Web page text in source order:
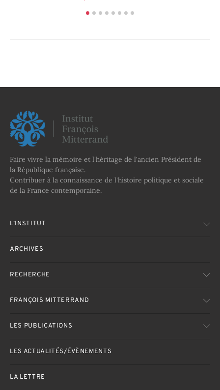
Faire vivre la mémoire et l'héritage de l'ancien Président de
la République française.
Contribuer à la connaissance de l'histoire politique et sociale
de la France contemporaine.
L’INSTITUT
ARCHIVES
RECHERCHE
FRANÇOIS MITTERRAND
LES PUBLICATIONS
LES ACTUALITÉS/ÉVÈNEMENTS
LA LETTRE